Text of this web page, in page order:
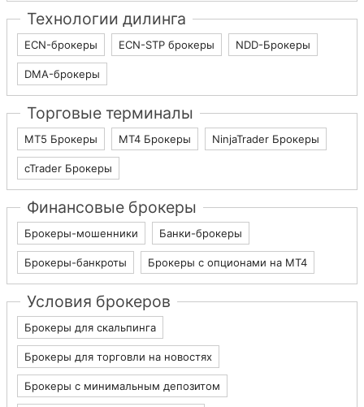
Технологии дилинга
ECN-брокеры ECN-STP брокеры NDD-Брокеры
DMA-брокеры
Торговые терминалы
МТ5 Брокеры МТ4 Брокеры NinjaTrader Брокеры
cTrader Брокеры
Финансовые брокеры
Брокеры-мошенники Банки-брокеры
Брокеры-банкроты Брокеры с опционами на МТ4
Условия брокеров
Брокеры для скальпинга
Брокеры для торговли на новостях
Брокеры с минимальным депозитом